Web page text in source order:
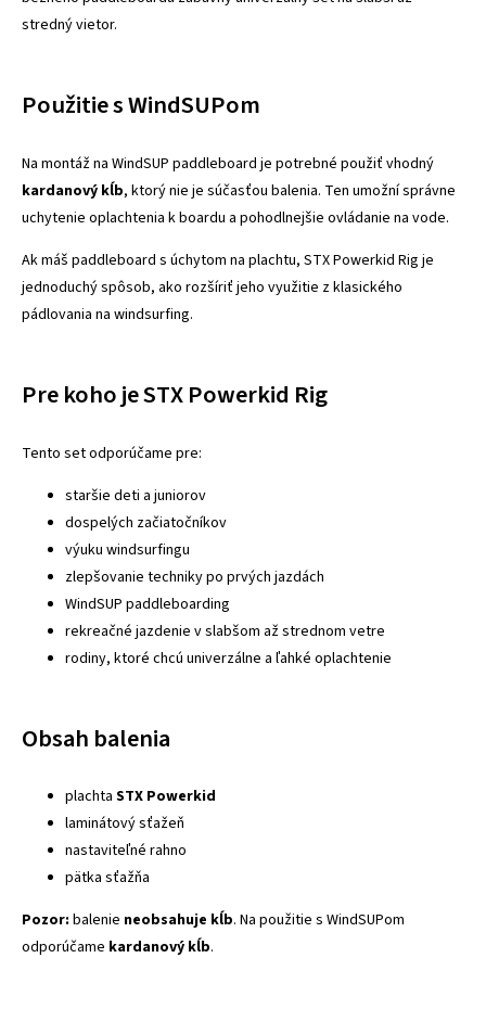
stredný vietor.
Použitie s WindSUPom
Na montáž na WindSUP paddleboard je potrebné použiť vhodný
kardanový kĺb, ktorý nie je súčasťou balenia. Ten umožní správne
uchytenie oplachtenia k boardu a pohodlnejšie ovládanie na vode.
Ak máš paddleboard s úchytom na plachtu, STX Powerkid Rig je
jednoduchý spôsob, ako rozšíriť jeho využitie z klasického
pádlovania na windsurfing.
Pre koho je STX Powerkid Rig
Tento set odporúčame pre:
staršie deti a juniorov
dospelých začiatočníkov
výuku windsurfingu
zlepšovanie techniky po prvých jazdách
WindSUP paddleboarding
rekreačné jazdenie v slabšom až strednom vetre
rodiny, ktoré chcú univerzálne a ľahké oplachtenie
Obsah balenia
plachta STX Powerkid
laminátový sťažeň
nastaviteľné rahno
pätka sťažňa
Pozor: balenie neobsahuje kĺb. Na použitie s WindSUPom
odporúčame kardanový kĺb.